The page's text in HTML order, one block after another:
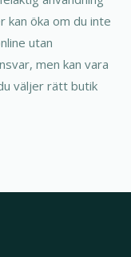
kan öka om du inte
utan
men kan vara
väljer rätt butik